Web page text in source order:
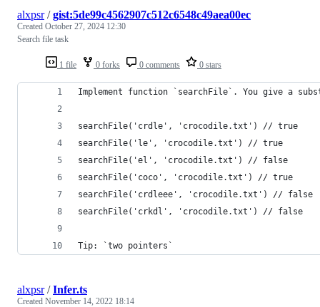
1 file 0 forks 0 comments 0 stars
alxpsr/gist:5de99c4562907c512c6548c49aea00ec
Created October 27, 2024 12:30
Search file task
Implement function `searchFile`. You give a
searchFile('crdle', 'crocodile.txt') // true
searchFile('le', 'crocodile.txt') // true
searchFile('el', 'crocodile.txt') // false
searchFile('coco', 'crocodile.txt') // true
searchFile('crdleee', 'crocodile.txt') // false
searchFile('crkdl', 'crocodile.txt') // false
Tip: `two pointers`
alxpsr/Infer.ts
Created November 14, 2022 18:14